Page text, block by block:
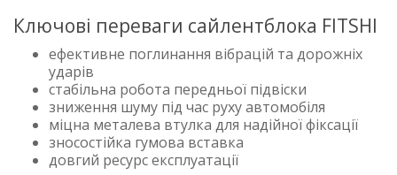
Ключові переваги сайлентблока FITSHI
ефективне поглинання вібрацій та дорожніх
ударів
стабільна робота передньої підвіски
зниження шуму під час руху автомобіля
міцна металева втулка для надійної фіксації
зносостійка гумова вставка
довгий ресурс експлуатації